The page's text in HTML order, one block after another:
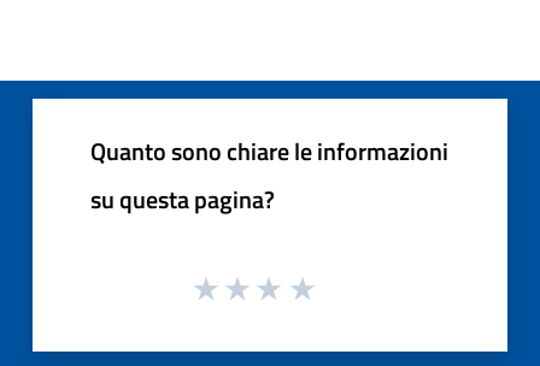
Quanto sono chiare le informazioni
su questa pagina?